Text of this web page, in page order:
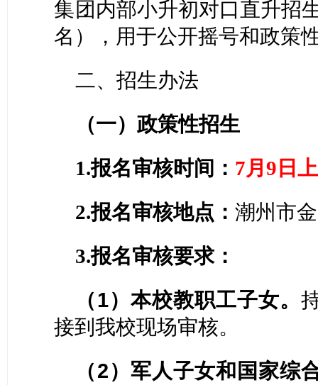
集团内部小升初对口直升招
名）
， 用于公开摇号和政策
二、招生办法
（一）政策性招生
1.报名审核时间： 7月9 日
2.报名审核地点：潮州市
3.报名审核要求：
（1）本校教职工子女。
接到我校现场审核。
（2）军人子女和国家综